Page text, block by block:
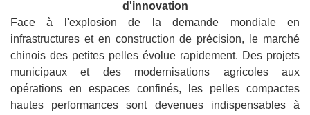
d'innovation
Face à l'explosion de la demande mondiale en
infrastructures et en construction de précision, le marché
chinois des petites pelles évolue rapidement. Des projets
municipaux et des modernisations agricoles aux
opérations en espaces confinés, les pelles compactes
hautes performances sont devenues indispensables à